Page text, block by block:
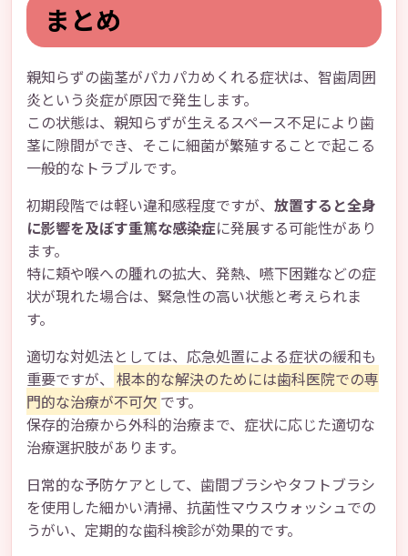
まとめ
親知らずの歯茎がパカパカめくれる症状は、智歯周囲
炎という炎症が原因で発生します。
この状態は、親知らずが生えるスペース不足により歯
茎に隙間ができ、そこに細菌が繁殖することで起こる
一般的なトラブルです。
初期段階では軽い違和感程度ですが、 放置すると全身
に影響を及ぼす重篤な感染症に発展する可能性があり
ます。
特に頬や喉への腫れの拡大、発熱、嚥下困難などの症
状が現れた場合は、緊急性の高い状態と考えられま
す。
適切な対処法としては、応急処置による症状の緩和も
重要ですが、 根本的な解決のためには歯科医院での専
門的な治療が不可欠 です。
保存的治療から外科的治療まで、症状に応じた適切な
治療選択肢があります。
日常的な予防ケアとして、歯間ブラシやタフトブラシ
を使用した細かい清掃、抗菌性マウスウォッシュでの
うがい、定期的な歯科検診が効果的です。